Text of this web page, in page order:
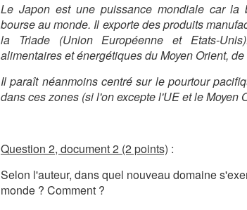
Le Japon est une puissance mondiale car la
bourse au monde. Il exporte des produits
la Triade (Union Européenne et Etats-
alimentaires et énergétiques du Moyen Orient,
Il paraît néanmoins centré sur le pourtour
dans ces zones (si l'on excepte l'UE et le Moyen
Question 2, document 2 (2 points) :
Selon l'auteur, dans quel nouveau domaine
monde ? Comment ?